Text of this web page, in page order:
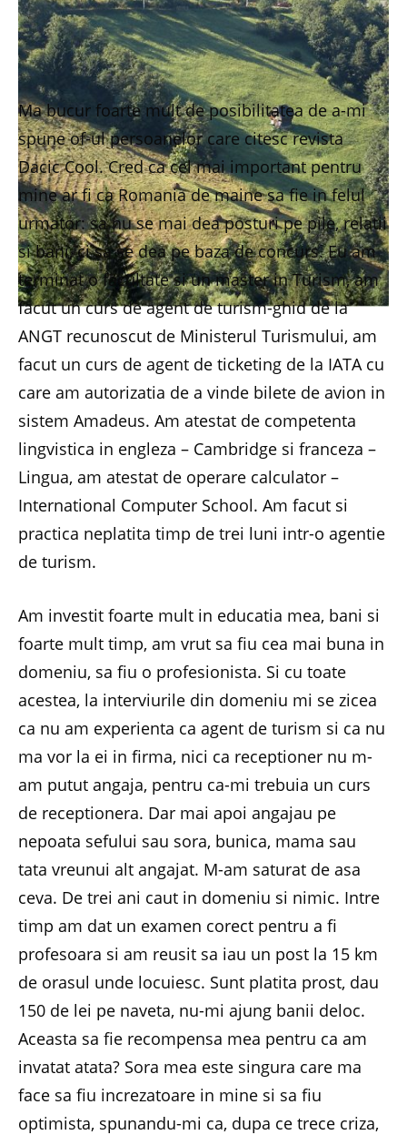
Ma bucur foarte mult de posibilitatea de a-mi
spune of-ul persoanelor care citesc revista
Dacic Cool. Cred ca cel mai important pentru
mine ar fi ca Romania de maine sa fie in felul
urmator: sa nu se mai dea posturi pe pile, relatii
si bani, ci sa se dea pe baza de concurs. Eu am
terminat o facultate si un master in Turism, am
facut un curs de agent de turism-ghid de la
ANGT recunoscut de Ministerul Turismului, am
facut un curs de agent de ticketing de la IATA cu
care am autorizatia de a vinde bilete de avion in
sistem Amadeus. Am atestat de competenta
lingvistica in engleza – Cambridge si franceza –
Lingua, am atestat de operare calculator –
International Computer School. Am facut si
practica neplatita timp de trei luni intr-o agentie
de turism.
Am investit foarte mult in educatia mea, bani si
foarte mult timp, am vrut sa fiu cea mai buna in
domeniu, sa fiu o profesionista. Si cu toate
acestea, la interviurile din domeniu mi se zicea
ca nu am experienta ca agent de turism si ca nu
ma vor la ei in firma, nici ca receptioner nu m-
am putut angaja, pentru ca-mi trebuia un curs
de receptionera. Dar mai apoi angajau pe
nepoata sefului sau sora, bunica, mama sau
tata vreunui alt angajat. M-am saturat de asa
ceva. De trei ani caut in domeniu si nimic. Intre
timp am dat un examen corect pentru a fi
profesoara si am reusit sa iau un post la 15 km
de orasul unde locuiesc. Sunt platita prost, dau
150 de lei pe naveta, nu-mi ajung banii deloc.
Aceasta sa fie recompensa mea pentru ca am
invatat atata? Sora mea este singura care ma
face sa fiu increzatoare in mine si sa fiu
optimista, spunandu-mi ca, dupa ce trece criza,